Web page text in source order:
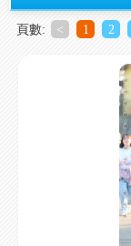
頁數: < 1 2